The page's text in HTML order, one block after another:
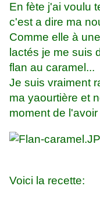
En fète j'ai voulu
c'est a dire ma
Comme elle à
lactés je me suis
flan au caramel...
Je suis vraiment
ma yaourtière et
moment de l'avoir
Voici la recette: